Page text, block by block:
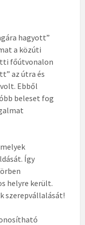
hagyott”
a közúti
főútvonalon
az útra és
Ebből
beleset fog
Így
helyre került.
szerepvállalását!